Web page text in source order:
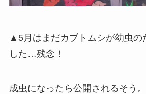
▲5月はまだカブトムシが幼虫の
した…残念！
成虫になったら公開されるそう。